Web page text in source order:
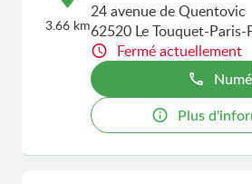
3.66 km
24 avenue de Quentovic
62520 Le Touquet-Paris-
Fermé actuellement
Plus